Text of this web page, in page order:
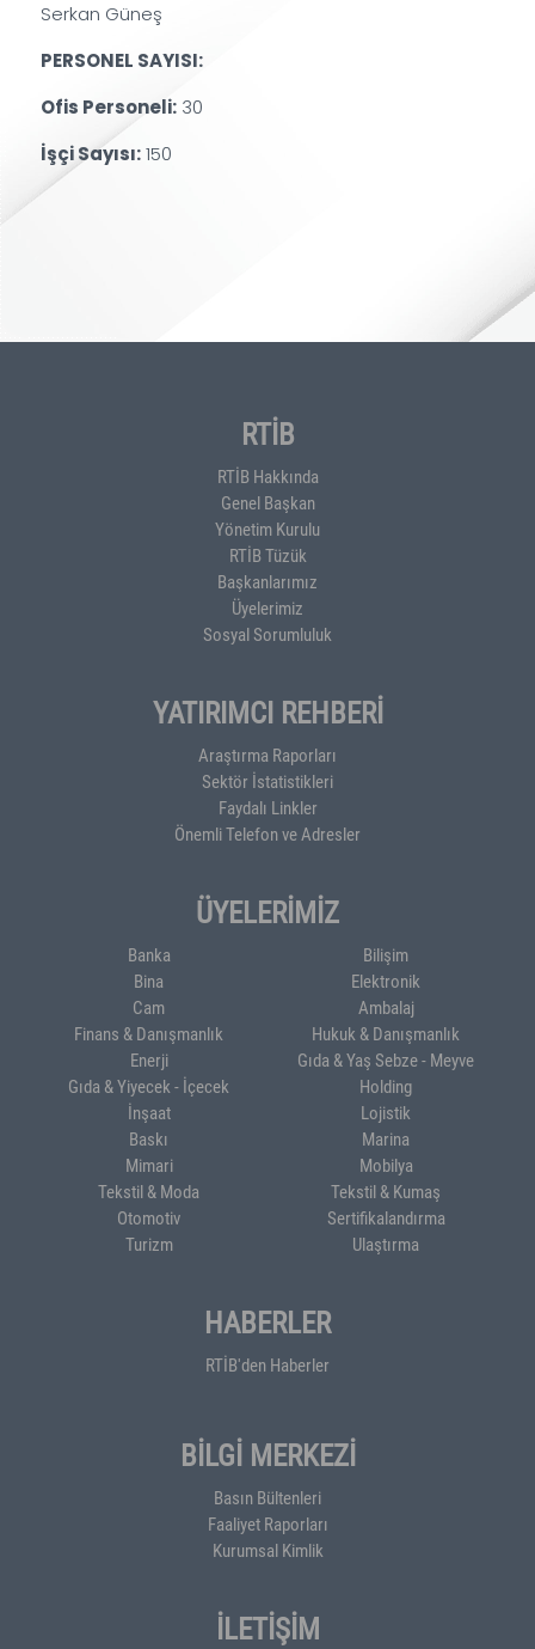
Serkan Güneş
PERSONEL SAYISI:
Ofis Personeli: 30
İşçi Sayısı:150
RTİB
RTİB Hakkında
Genel Başkan
Yönetim Kurulu
RTİB Tüzük
Başkanlarımız
Üyelerimiz
Sosyal Sorumluluk
YATIRIMCI REHBERİ
Araştırma Raporları
Sektör İstatistikleri
Faydalı Linkler
Önemli Telefon ve Adresler
ÜYELERİMİZ
Banka
Bilişim
Bina
Elektronik
Cam
Ambalaj
Finans & Danışmanlık
Hukuk & Danışmanlık
Enerji
Gıda & Yaş Sebze - Meyve
Gıda & Yiyecek - İçecek
Holding
İnşaat
Lojistik
Baskı
Marina
Mimari
Mobilya
Tekstil & Moda
Tekstil & Kumaş
Otomotiv
Sertifikalandırma
Turizm
Ulaştırma
HABERLER
RTİB'den Haberler
BİLGİ MERKEZİ
Basın Bültenleri
Faaliyet Raporları
Kurumsal Kimlik
İLETİŞİM